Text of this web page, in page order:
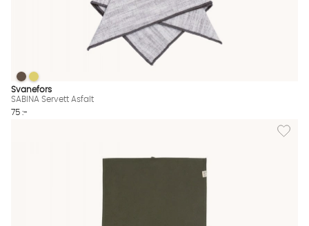
SABINA Servett Asfalt Finns även i dessa färger:
SABINA Servett Asfalt
SABINA Servett Asfalt
Svanefors
SABINA Servett Asfalt
75 :-
Lägg